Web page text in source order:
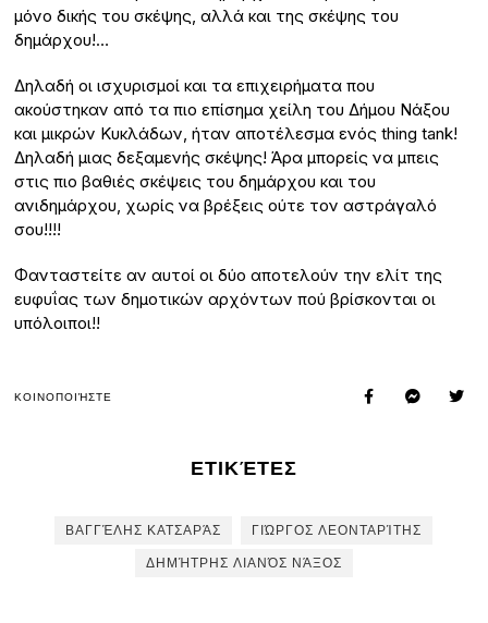
μόνο δικής του σκέψης, αλλά και της σκέψης του
δημάρχου!…
Δηλαδή οι ισχυρισμοί και τα επιχειρήματα που
ακούστηκαν από τα πιο επίσημα χείλη του Δήμου Νάξου
και μικρών Κυκλάδων, ήταν αποτέλεσμα ενός thing tank!
Δηλαδή μιας δεξαμενής σκέψης! Άρα μπορείς να μπεις
στις πιο βαθιές σκέψεις του δημάρχου και του
ανιδημάρχου, χωρίς να βρέξεις ούτε τον αστράγαλό
σου!!!!
Φανταστείτε αν αυτοί οι δύο αποτελούν την ελίτ της
ευφυΐας των δημοτικών αρχόντων πού βρίσκονται οι
υπόλοιποι!!
ΚΟΙΝΟΠΟΙΉΣΤΕ
ΕΤΙΚΈΤΕΣ
ΒΑΓΓΈΛΗΣ ΚΑΤΣΑΡΆΣ
ΓΙΏΡΓΟΣ ΛΕΟΝΤΑΡΊΤΗΣ
ΔΗΜΉΤΡΗΣ ΛΙΑΝΌΣ ΝΆΞΟΣ